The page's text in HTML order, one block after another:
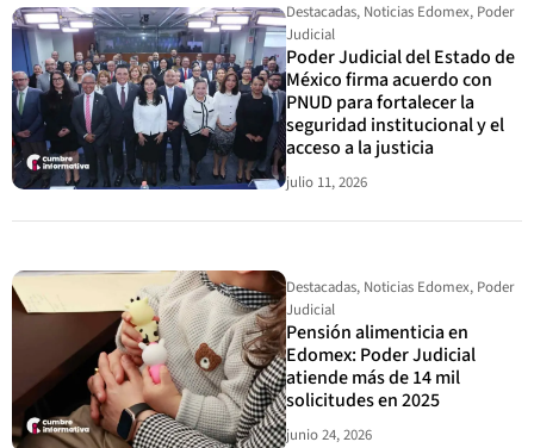
Destacadas, Noticias Edomex, Poder
Judicial
Poder Judicial del Estado de
México firma acuerdo con
PNUD para fortalecer la
seguridad institucional y el
acceso a la justicia
julio 11, 2026
Destacadas, Noticias Edomex, Poder
Judicial
Pensión alimenticia en
Edomex: Poder Judicial
atiende más de 14 mil
solicitudes en 2025
junio 24, 2026